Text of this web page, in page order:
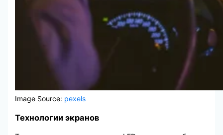
Image Source: pexels
Технологии экранов